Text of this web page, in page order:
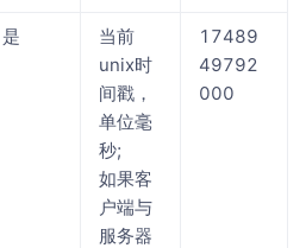
是
当前
unix时
间戳，
单位毫
秒;
如果客
户端与
服务器
17489
49792
000